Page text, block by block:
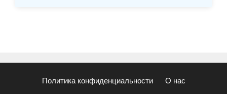
Политика конфиденциальности О нас